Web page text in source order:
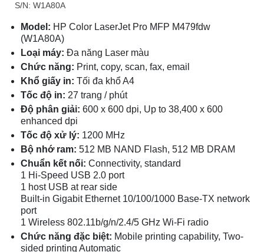
S/N: W1A80A
Model: HP Color LaserJet Pro MFP M479fdw
(W1A80A)
Loại máy: Đa năng Laser màu
Chức năng: Print, copy, scan, fax, email
Khổ giấy in: Tối đa khổ A4
Tốc độ in: 27 trang / phút
Độ phân giải: 600 x 600 dpi, Up to 38,400 x 600
enhanced dpi
Tốc độ xử lý: 1200 MHz
Bộ nhớ ram: 512 MB NAND Flash, 512 MB DRAM
Chuẩn kết nối: Connectivity, standard
1 Hi-Speed USB 2.0 port
1 host USB at rear side
Built-in Gigabit Ethernet 10/100/1000 Base-TX network
port
1 Wireless 802.11b/g/n/2.4/5 GHz Wi-Fi radio
Chức năng đặc biệt: Mobile printing capability, Two-
sided printing Automatic